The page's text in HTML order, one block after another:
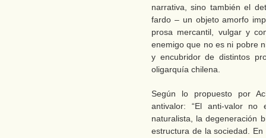
narrativa, sino también el
fardo – un objeto amorfo
prosa mercantil, vulgar y
enemigo que no es ni pobre
y encubridor de distintos
oligarquía chilena.
Según lo propuesto por
antivalor: “El anti-valor
naturalista, la degeneración
estructura de la sociedad.